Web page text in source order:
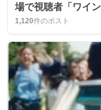
場で視聴者「ワイ
1,120件のポスト